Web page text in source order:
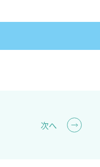
次へ